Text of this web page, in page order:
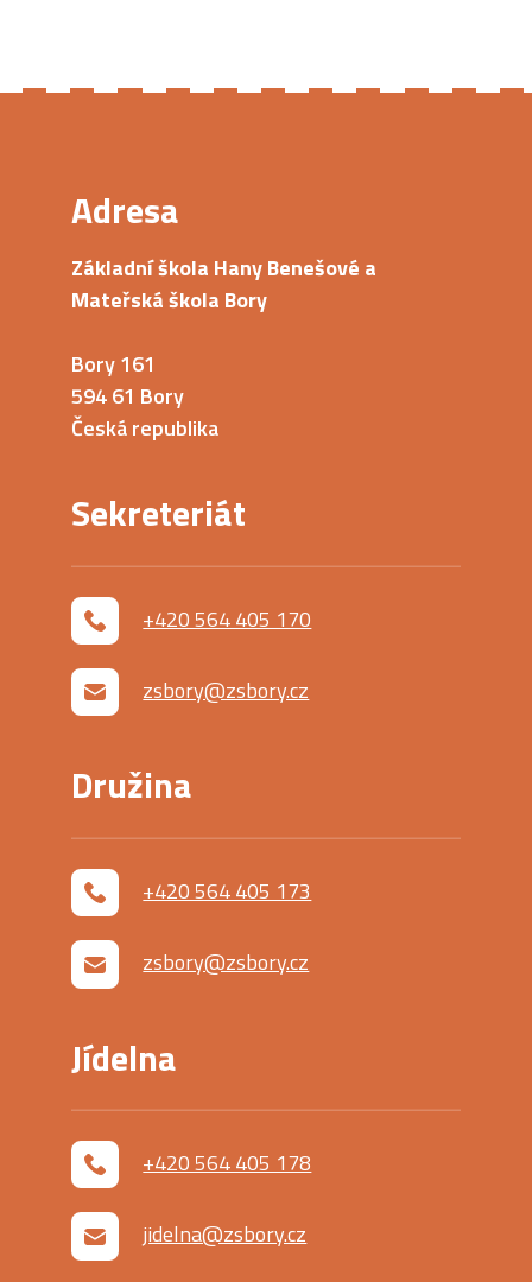
Adresa
Základní škola Hany Benešové a
Mateřská škola Bory
Bory 161
594 61 Bory
Česká republika
Sekreteriát
+420 564 405 170
zsbory@zsbory.cz
Družina
+420 564 405 173
zsbory@zsbory.cz
Jídelna
+420 564 405 178
jidelna@zsbory.cz